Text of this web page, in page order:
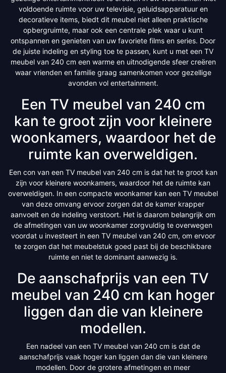
voldoende ruimte voor uw televisie, geluidsapparatuur en
decoratieve items, biedt dit meubel niet alleen praktische
opbergruimte, maar ook een centrale plek waar u kunt
ontspannen en genieten van uw favoriete films en series. Door
de juiste indeling en styling toe te passen, kunt u met een TV
meubel van 240 cm een warme en uitnodigende sfeer creëren
waar vrienden en familie graag samenkomen voor gezellige
avonden vol entertainment.
Een TV meubel van 240 cm
kan te groot zijn voor kleinere
woonkamers, waardoor het de
ruimte kan overweldigen.
Een con van een TV meubel van 240 cm is dat het te groot kan
zijn voor kleinere woonkamers, waardoor het de ruimte kan
overweldigen. In een compacte woonkamer kan een TV meubel
van deze omvang ervoor zorgen dat de kamer krapper
aanvoelt en de indeling verstoort. Het is daarom belangrijk om
de afmetingen van uw woonkamer zorgvuldig te overwegen
voordat u investeert in een TV meubel van 240 cm, om ervoor
te zorgen dat het meubelstuk goed past bij de beschikbare
ruimte en niet te dominant aanwezig is.
De aanschafprijs van een TV
meubel van 240 cm kan hoger
liggen dan die van kleinere
modellen.
Een nadeel van een TV meubel van 240 cm is dat de
aanschafprijs vaak hoger kan liggen dan die van kleinere
modellen. Door de grotere afmetingen en meer